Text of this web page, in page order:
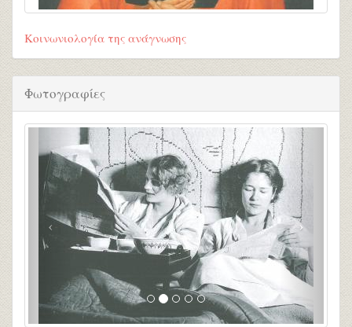
Κοινωνιολογία της ανάγνωσης
Φωτογραφίες